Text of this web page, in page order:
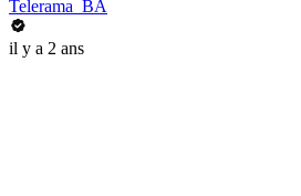
Telerama_BA
il y a 2 ans